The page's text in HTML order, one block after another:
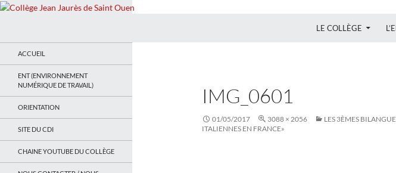
LE COLLÈGE
IMG_0601
01/05/2017 3088 × 2056
LES 3ÈMES
ITALIENNES EN FRANCE»
ACCUEIL
ENT (ENVIRONNEMENT
NUMÉRIQUE DE TRAVAIL)
ORIENTATION
SITE DU CDI
CHAINE YOUTUBE DU COLLÈGE